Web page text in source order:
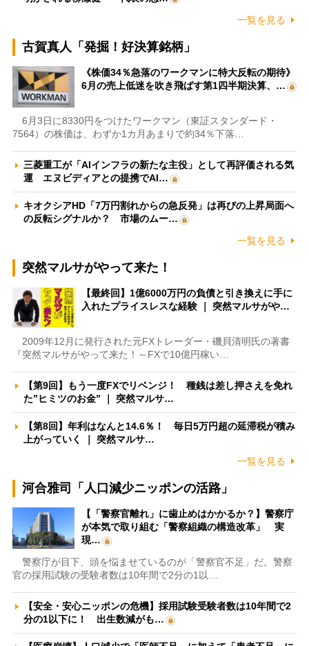
一覧を見る
古賀真人「発掘！好決算銘柄」
《株価34％急落のワークマンに特大反転の期待》
6月の売上低迷を吹き飛ばす第1四半期決算、…
6月3日に8330円をつけたワークマン（東証スタンダード・
7564）の株価は、わずか1カ月あまりで約34％下落…
三菱重工が「AIインフラの新たな主役」として再評価される気
運 エヌビディアとの提携でAI…
キオクシアHD「7万円割れからの急反発」は再びの上昇局面へ
の反転シグナルか？ 市場のムー…
一覧を見る
突然マルサがやって来た！
【最終回】1億6000万円の負債と引き換えに手に
入れたプライスレスな経験 ｜ 突然マルサがや…
2009年12月に発行された元FXトレーダー・磯貝清明氏の著書
『突然マルサがやって来た！～FXで10億円稼い…
【第9回】もう一度FXでリベンジ！ 種銭は差し押さえを免れ
た”ヒミツのお金” ｜ 突然マルサ…
【第8回】年利はなんと14.6％！ 毎日5万円超の延滞税が積み
上がっていく ｜ 突然マルサ…
一覧を見る
河合雅司「人口減少ニッポンの活路」
【「警察官離れ」に歯止めはかかるか？】警察庁
が本気で取り組む「警察組織の構造改革」 実
現…
警察庁が目下、頭を悩ませているのが「警察官不足」だ。警察
官の採用試験の受験者数は10年間で2分の1以…
【安全・安心ニッポンの危機】採用試験受験者数は10年間で2
分の1以下に！ 出生数減がも…